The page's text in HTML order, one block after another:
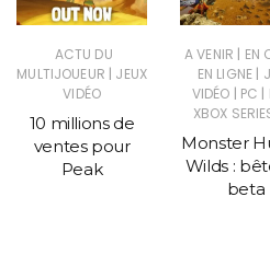
ACTU DU
MULTIJOUEUR | JEUX
VIDÉO
10 millions de
ventes pour
Peak
A VENIR | EN
EN LIGNE |
VIDÉO | PC |
XBOX
Monster
Wilds :
beta